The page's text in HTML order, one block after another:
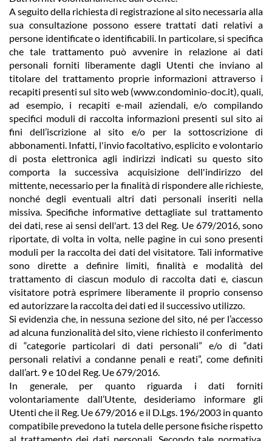
A seguito della richiesta di registrazione al sito necessaria alla
sua consultazione possono essere trattati dati relativi a
persone identificate o identificabili. In particolare, si specifica
che tale trattamento può avvenire in relazione ai dati
personali forniti liberamente dagli Utenti che inviano al
titolare del trattamento proprie informazioni attraverso i
recapiti presenti sul sito web (www.condominio-doc.it), quali,
ad esempio, i recapiti e-mail aziendali, e/o compilando
specifici moduli di raccolta informazioni presenti sul sito ai
fini dell’iscrizione al sito e/o per la sottoscrizione di
abbonamenti. Infatti, l'invio facoltativo, esplicito e volontario
di posta elettronica agli indirizzi indicati su questo sito
comporta la successiva acquisizione dell'indirizzo del
mittente, necessario per la finalità di rispondere alle richieste,
nonché degli eventuali altri dati personali inseriti nella
missiva. Specifiche informative dettagliate sul trattamento
dei dati, rese ai sensi dell'art. 13 del Reg. Ue 679/2016, sono
riportate, di volta in volta, nelle pagine in cui sono presenti
moduli per la raccolta dei dati del visitatore. Tali informative
sono dirette a definire limiti, finalità e modalità del
trattamento di ciascun modulo di raccolta dati e, ciascun
visitatore potrà esprimere liberamente il proprio consenso
ed autorizzare la raccolta dei dati ed il successivo utilizzo.
Si evidenzia che, in nessuna sezione del sito, né per l’accesso
ad alcuna funzionalità del sito, viene richiesto il conferimento
di “categorie particolari di dati personali” e/o di “dati
personali relativi a condanne penali e reati”, come definiti
dall’art. 9 e 10 del Reg. Ue 679/2016.
In generale, per quanto riguarda i dati forniti
volontariamente dall’Utente, desideriamo informare gli
Utenti che il Reg. Ue 679/2016 e il D.Lgs. 196/2003 in quanto
compatibile prevedono la tutela delle persone fisiche rispetto